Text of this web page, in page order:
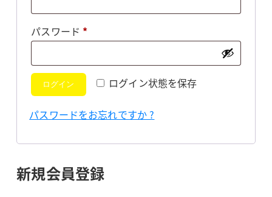
パスワード *必
ログイン状態を保存
ログイン
パスワードをお忘れですか ?
新規会員登録